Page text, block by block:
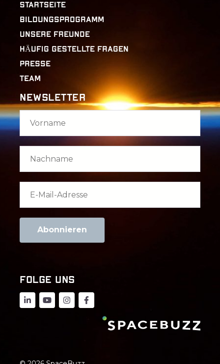
STARTSEITE
BILDUNGSPROGRAMM
UNSERE FREUNDE
HÄUFIG GESTELLTE FRAGEN
PRESSE
TEAM
Newsletter
FOLGE UNS